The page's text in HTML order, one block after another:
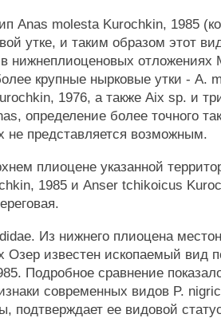
Anas molesta Kurochkin, 1985
утке, и таким образом этот
нижнеплиоценовых отложениях
крупные нырковые утки - A.
1976, а также Aix sp. и
определение более точного
не представляется возможным.
плиоцене указанной
1985 и Anser tchikoicus
Из нижнего плиоцена
известен ископаемый вид
Подробное сравнение
современных видов P.
подтверждает ее видовой